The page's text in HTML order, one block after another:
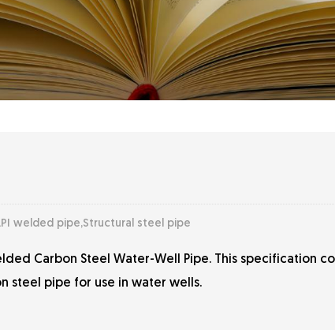
welded pipe,Structural steel pipe
Carbon Steel Water-Well Pipe. This specification
steel pipe for use in water wells.